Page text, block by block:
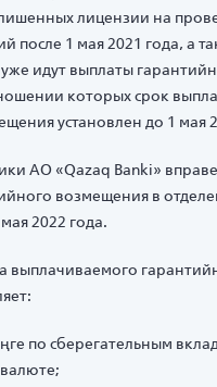
лицензии на
после 1 мая 2021 года, а
идут выплаты
которых срок
установлен до 1 мая
АО «Qazaq Banki»
возмещения в
2022 года.
выплачиваемого
по сберегательным